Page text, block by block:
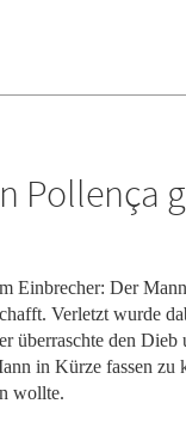
Pollença
Einbrecher: Der
Verletzt wurde
überraschte den Dieb
in Kürze fassen zu
wollte.